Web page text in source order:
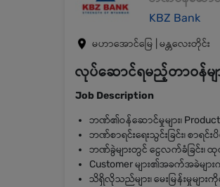
KBZ Bank
မဟာအောင်မြေ | မန္တလေးတိုင်း
လုပ်ဆောင်ရမည့်တာဝန်မျ
Job Description
ဘဏ်၏ဝန်ဆောင်မှုများ၊ Product မ
ဘဏ်စာရင်းရေးသွင်းခြင်း၊ စာရင်းပိ
ဘဏ်ခွဲများတွင် ငွေလက်ခံခြင်း၊ ထုတ်ပ
Customer များ၏အခက်အခဲများ
သိရှိလိုသည်များ၊ မေးမြန်းမှုများကိုဖ